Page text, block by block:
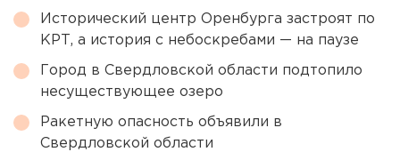
Исторический центр Оренбурга застроят по
КРТ, а история с небоскребами — на паузе
Город в Свердловской области подтопило
несуществующее озеро
Ракетную опасность объявили в
Свердловской области